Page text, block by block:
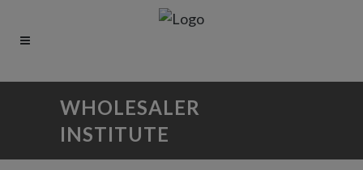
WHOLESALER
INSTITUTE